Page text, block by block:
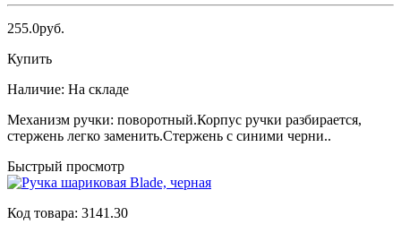
255.0руб.
Купить
Наличие: На складе
Механизм ручки: поворотный.Корпус ручки разбирается,
стержень легко заменить.Стержень с синими черни..
Быстрый просмотр
Код товара: 3141.30